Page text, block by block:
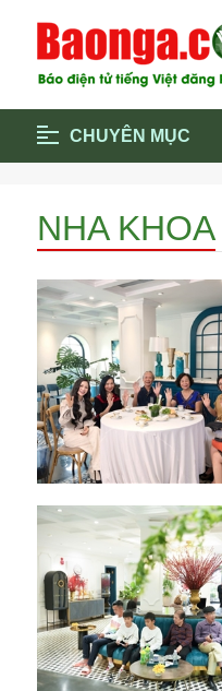
CHUYÊN MỤC
Điểm tin chính
Cuộc sống quanh
Quảng cáo
NHA KHOA